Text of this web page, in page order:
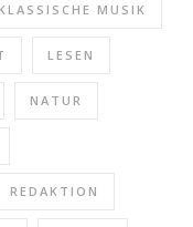
KLASSISCHE MUSIK
LESEN
NATUR
REDAKTION